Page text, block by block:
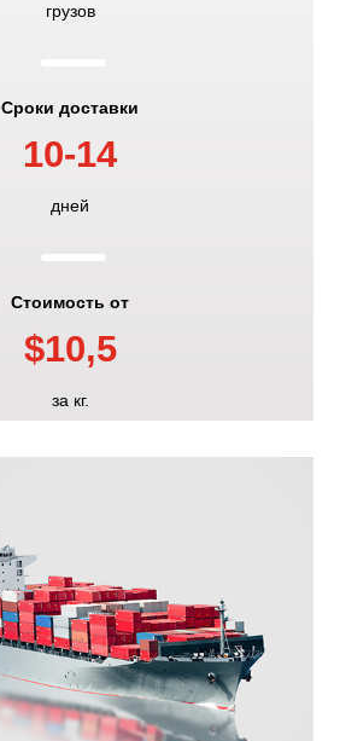
грузов
K
Сроки доставки
10-14
дней
K
Стоимость от
$10,5
за кг.